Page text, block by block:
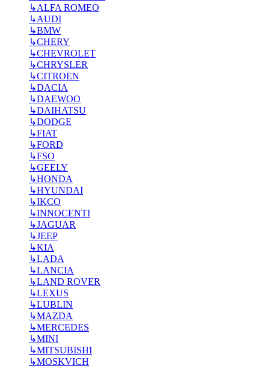
↳ALFA ROMEO
↳AUDI
↳BMW
↳CHERY
↳CHEVROLET
↳CHRYSLER
↳CITROEN
↳DACIA
↳DAEWOO
↳DAIHATSU
↳DODGE
↳FIAT
↳FORD
↳FSO
↳GEELY
↳HONDA
↳HYUNDAI
↳IKCO
↳INNOCENTI
↳JAGUAR
↳JEEP
↳KIA
↳LADA
↳LANCIA
↳LAND ROVER
↳LEXUS
↳LUBLIN
↳MAZDA
↳MERCEDES
↳MINI
↳MITSUBISHI
↳MOSKVICH